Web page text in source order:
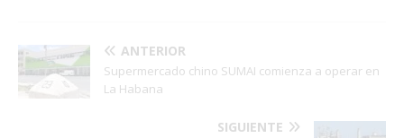
ANTERIOR
Supermercado chino SUMAI comienza a operar en
La Habana
SIGUIENTE